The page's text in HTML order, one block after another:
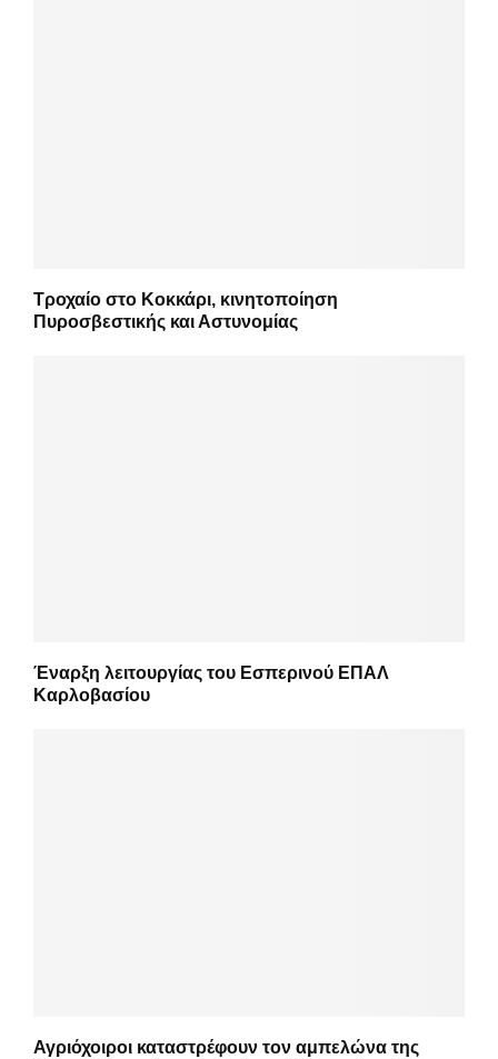
Τροχαίο στο Κοκκάρι, κινητοποίηση
Πυροσβεστικής και Αστυνομίας
Έναρξη λειτουργίας του Εσπερινού ΕΠΑΛ
Καρλοβασίου
Αγριόχοιροι καταστρέφουν τον αμπελώνα της